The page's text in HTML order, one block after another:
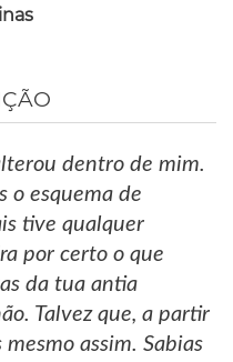
dentro de mim.
o esquema de
tive qualquer
por certo o que
da tua antia
Talvez que, a partir
assim. Sabias